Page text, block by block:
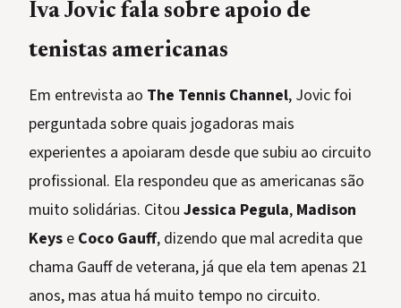
Iva Jovic fala sobre apoio de
tenistas americanas
Em entrevista ao The Tennis Channel, Jovic foi
perguntada sobre quais jogadoras mais
experientes a apoiaram desde que subiu ao circuito
profissional. Ela respondeu que as americanas são
muito solidárias. Citou Jessica Pegula, Madison
Keys e Coco Gauff, dizendo que mal acredita que
chama Gauff de veterana, já que ela tem apenas 21
anos, mas atua há muito tempo no circuito.